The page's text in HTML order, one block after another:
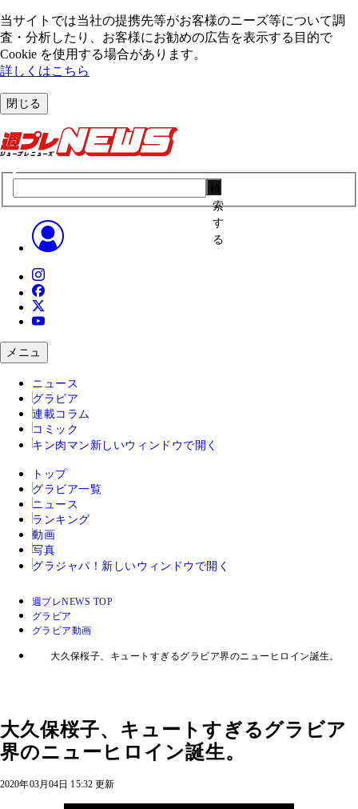
当サイトでは当社の提携先等がお客様のニーズ等について調
査・分析したり、お客様にお勧めの広告を表⽰する⽬的で
Cookie を使⽤する場合があります。
詳しくはこちら
閉じる
索
す
る
メニュ
ニュース
グラビア
連載コラム
コミック
キン肉マン 新しいウィンドウで開く
トップ
グラビア一覧
ニュース
ランキング
動画
写真
グラジャパ！ 新しいウィンドウで開く
週プレNEWS TOP
グラビア
グラビア動画
大久保桜子、キュートすぎるグラビア界のニューヒロイン誕生。
大久保桜子、キュートすぎるグラビア
界のニューヒロイン誕生。
2020年03月04日 15:32 更新